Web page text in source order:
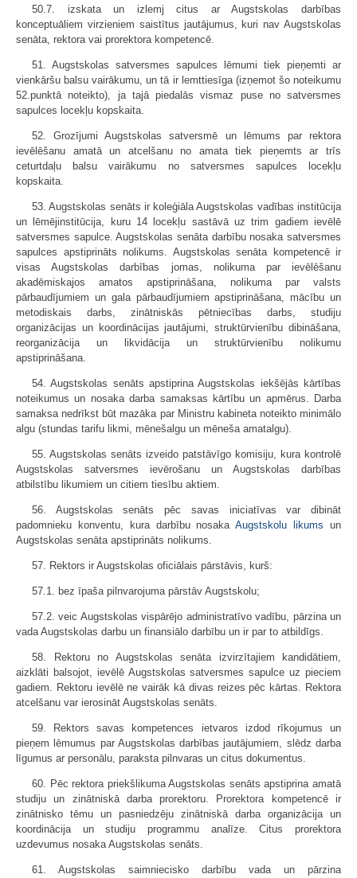
50.7. izskata un izlemj citus ar Augstskolas darbības
konceptuāliem virzieniem saistītus jautājumus, kuri nav Augstskolas
senāta, rektora vai prorektora kompetencē.
51. Augstskolas satversmes sapulces lēmumi tiek pieņemti ar
vienkāršu balsu vairākumu, un tā ir lemttiesīga (izņemot šo noteikumu
52.punktā noteikto), ja tajā piedalās vismaz puse no satversmes
sapulces locekļu kopskaita.
52. Grozījumi Augstskolas satversmē un lēmums par rektora
ievēlēšanu amatā un atcelšanu no amata tiek pieņemts ar trīs
ceturtdaļu balsu vairākumu no satversmes sapulces locekļu
kopskaita.
53. Augstskolas senāts ir koleģiāla Augstskolas vadības institūcija
un lēmējinstitūcija, kuru 14 locekļu sastāvā uz trim gadiem ievēlē
satversmes sapulce. Augstskolas senāta darbību nosaka satversmes
sapulces apstiprināts nolikums. Augstskolas senāta kompetencē ir
visas Augstskolas darbības jomas, nolikuma par ievēlēšanu
akadēmiskajos amatos apstiprināšana, nolikuma par valsts
pārbaudījumiem un gala pārbaudījumiem apstiprināšana, mācību un
metodiskais darbs, zinātniskās pētniecības darbs, studiju
organizācijas un koordinācijas jautājumi, struktūrvienību dibināšana,
reorganizācija un likvidācija un struktūrvienību nolikumu
apstiprināšana.
54. Augstskolas senāts apstiprina Augstskolas iekšējās kārtības
noteikumus un nosaka darba samaksas kārtību un apmērus. Darba
samaksa nedrīkst būt mazāka par Ministru kabineta noteikto minimālo
algu (stundas tarifu likmi, mēnešalgu un mēneša amatalgu).
55. Augstskolas senāts izveido patstāvīgo komisiju, kura kontrolē
Augstskolas satversmes ievērošanu un Augstskolas darbības
atbilstību likumiem un citiem tiesību aktiem.
56. Augstskolas senāts pēc savas iniciatīvas var dibināt
padomnieku konventu, kura darbību nosakaAugstskolu likums un
Augstskolas senāta apstiprināts nolikums.
57. Rektors ir Augstskolas oficiālais pārstāvis, kurš:
57.1. bez īpaša pilnvarojuma pārstāv Augstskolu;
57.2. veic Augstskolas vispārējo administratīvo vadību, pārzina un
vada Augstskolas darbu un finansiālo darbību un ir par to atbildīgs.
58. Rektoru no Augstskolas senāta izvirzītajiem kandidātiem,
aizklāti balsojot, ievēlē Augstskolas satversmes sapulce uz pieciem
gadiem. Rektoru ievēlē ne vairāk kā divas reizes pēc kārtas. Rektora
atcelšanu var ierosināt Augstskolas senāts.
59. Rektors savas kompetences ietvaros izdod rīkojumus un
pieņem lēmumus par Augstskolas darbības jautājumiem, slēdz darba
līgumus ar personālu, paraksta pilnvaras un citus dokumentus.
60. Pēc rektora priekšlikuma Augstskolas senāts apstiprina amatā
studiju un zinātniskā darba prorektoru. Prorektora kompetencē ir
zinātnisko tēmu un pasniedzēju zinātniskā darba organizācija un
koordinācija un studiju programmu analīze. Citus prorektora
uzdevumus nosaka Augstskolas senāts.
61. Augstskolas saimniecisko darbību vada un pārzina